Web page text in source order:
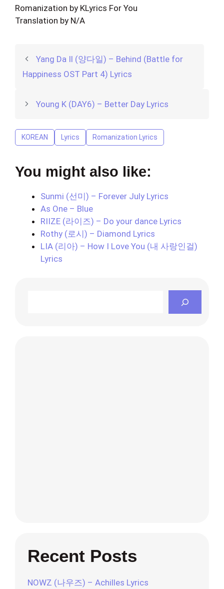
Romanization by KLyrics For You
Translation by N/A
Yang Da Il (양다일) – Behind (Battle for
Happiness OST Part 4) Lyrics
Young K (DAY6) – Better Day Lyrics
KOREAN Lyrics Romanization Lyrics
You might also like:
Sunmi (선미) – Forever July Lyrics
As One – Blue
RIIZE (라이즈) – Do your dance Lyrics
Rothy (로시) – Diamond Lyrics
LIA (리아) – How I Love You (내 사랑인걸)
Lyrics
Recent Posts
NOWZ (나우즈) – Achilles Lyrics